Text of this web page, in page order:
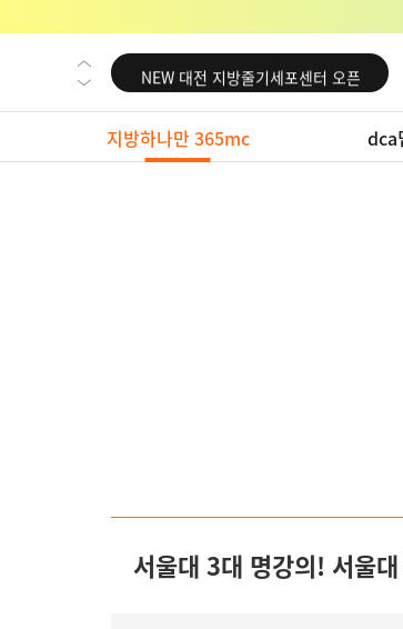
NEW 교대 지방줄기세포센터 오픈
NEW 대전 지방줄기세포센터 오픈
NEW 노원 지방줄기세포센터 오픈
NEW 미국 LA점 오픈
지방하나만 365mc dca
서울대 3대 명강의! 서울